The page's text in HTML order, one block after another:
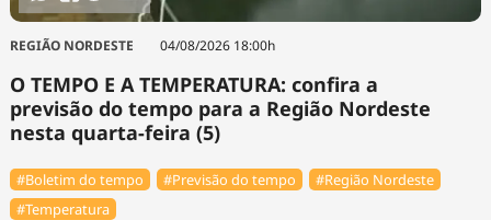
REGIÃO NORDESTE 04/08/2026 18:00h
O TEMPO E A TEMPERATURA: confira a
previsão do tempo para a Região Nordeste
nesta quarta-feira (5)
#Boletim do tempo #Previsão do tempo
#Região Nordeste
#Temperatura